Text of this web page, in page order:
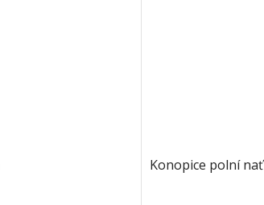
Konopice polní nať